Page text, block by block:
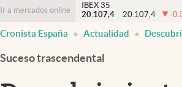
Ir a mercados online
IBEX 35
20.107,4
20.107,4 -
Cronista España Actualidad
Suceso trascendental